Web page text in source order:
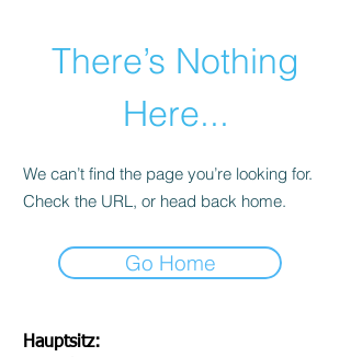
There’s Nothing
Here...
We can’t find the page you’re looking for.
Check the URL, or head back home.
Go Home
Hauptsitz: